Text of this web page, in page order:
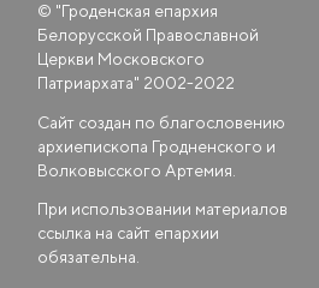
© "Гроденская епархия
Белорусской Православной
Церкви Московского
Патриархата" 2002-2022
Сайт создан по благословению
архиепископа Гродненского и
Волковысского Артемия.
При использовании материалов
ссылка на сайт епархии
обязательна.